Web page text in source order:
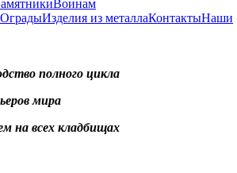
Воинам
ОградыИзделия из металлаКонтактыНаши
полного цикла
мира
на всех кладбищах